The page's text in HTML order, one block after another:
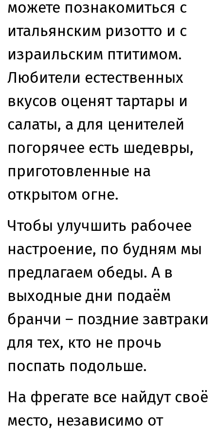
можете познакомиться с
итальянским ризотто и с
израильским птитимом.
Любители естественных
вкусов оценят тартары и
салаты, а для ценителей
погорячее есть шедевры,
приготовленные на
открытом огне.
Чтобы улучшить рабочее
настроение, по будням мы
предлагаем обеды. А в
выходные дни подаём
бранчи – поздние завтраки
для тех, кто не прочь
поспать подольше.
На фрегате все найдут своё
место, независимо от